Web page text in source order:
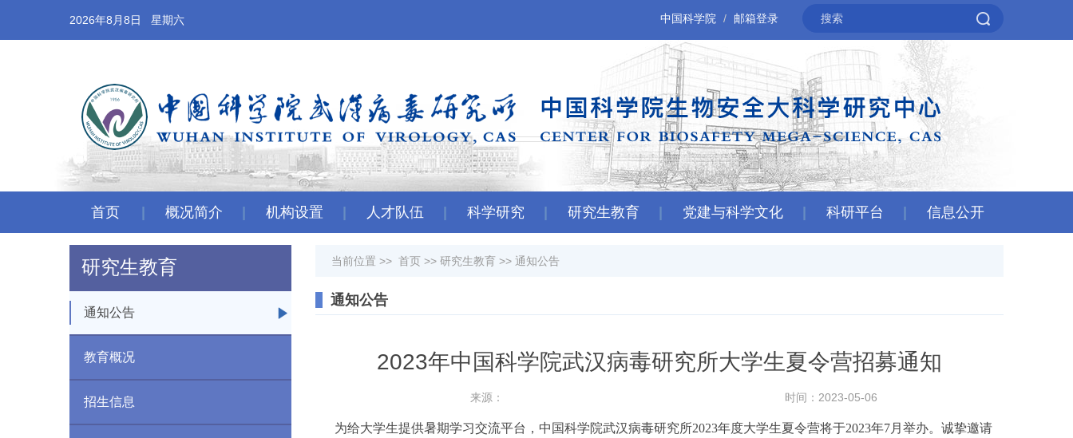
2026年8月8日 星期六 中国科学院 邮箱登录
首页 概况简介 机构设置 人才队伍 科学研究 研究生教育 党建与科学文化 科研平台 信息公开
研究生教育
通知公告
教育概况
招生信息
当前位置 >> 首页>> 研究生教育>> 通知公告
通知公告
2023年中国科学院武汉病毒研究所大学生夏令营招募通知
来源： 时间：2023-05-06
为给大学生提供暑期学习交流平台，中国科学院武汉病毒研究所2023年度大学生夏令营将于2023年7月举办。诚挚邀请